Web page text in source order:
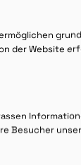
der Website
Besucher